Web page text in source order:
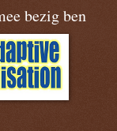
bezig ben